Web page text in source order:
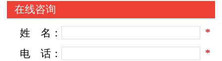
关注为孩子选择一双健康鞋，但是就目前国内的
市场来说，健康童鞋这类产品并不多，可供选择
性低，导致这样现状的主要原因就是国内宝宝童
在线咨询
姓
名：
*
电
话：
*